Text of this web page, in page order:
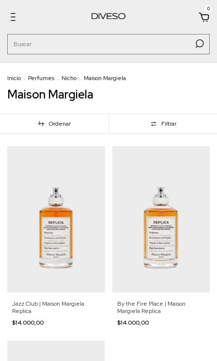
0
Inicio . Perfumes . Nicho . Maison Margiela
Maison Margiela
Ordenar Filtrar
Jazz Club | Maison Margiela
Replica
$14.000,00
By the Fire Place | Maison
Margiela Replica
$14.000,00